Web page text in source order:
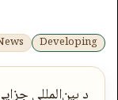
Developing
د بین‌المللي